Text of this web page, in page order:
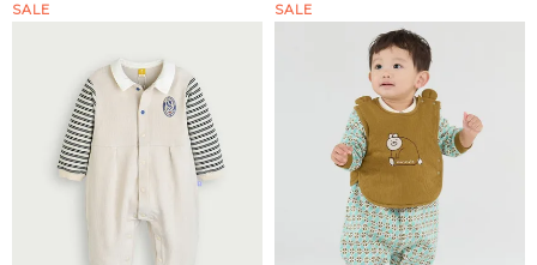
SALE SALE